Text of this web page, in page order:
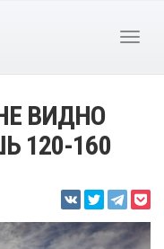
ВИДНО
120-160